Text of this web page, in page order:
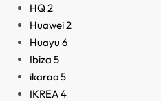
HQ2
Huawei2
Huayu 6
Ibiza 5
ikarao5
IKREA4